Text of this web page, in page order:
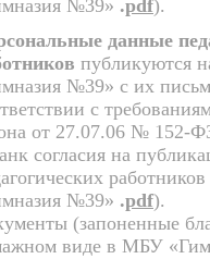
№39» .pdf).
данные
публикуются
№39» с их
с
от 27.07.06 № 152-
согласия на
№39» .pdf).
(запоненные
виде в МБУ